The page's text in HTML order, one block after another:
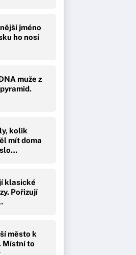
jméno
ho nosí
muže z
kolik
mít doma
klasické
Pořizují
město k
Místní to